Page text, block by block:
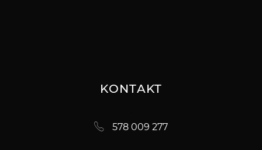
KONTAKT
578 009 277